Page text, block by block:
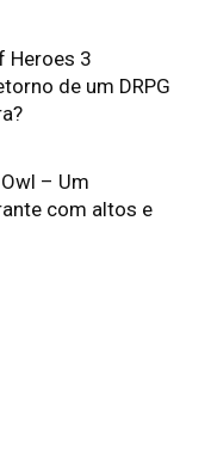
Heroes 3
de um DRPG
– Um
com altos e